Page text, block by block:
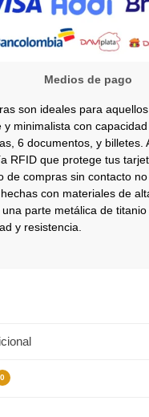
Medios de pago
son ideales para
y minimalista con
6 documentos, y billetes.
RFID que protege tus
de compras sin contacto
con materiales de
parte metálica de
y resistencia.
0